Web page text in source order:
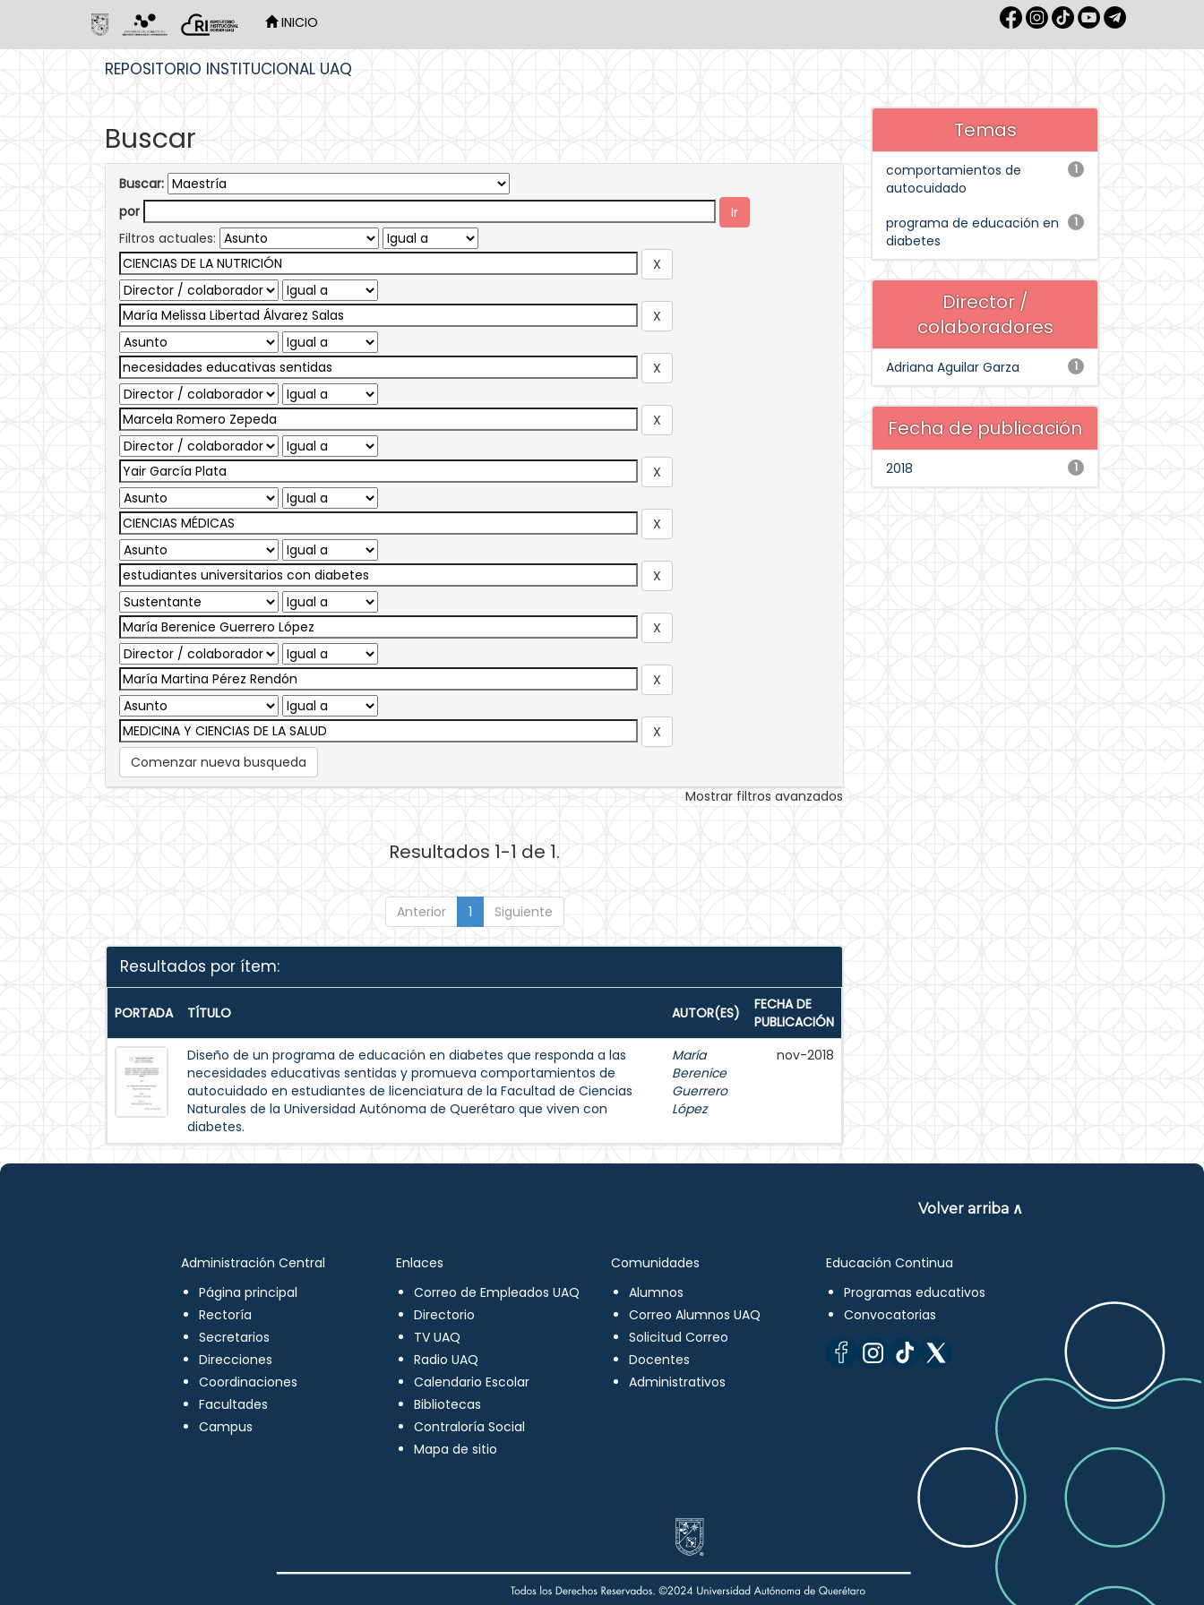
INICIO
REPOSITORIO INSTITUCIONAL UAQ
Buscar
Buscar:
por
Filtros actuales:
Comenzar nueva busqueda
Mostrar filtros avanzados
Resultados 1-1 de 1.
Anterior 1 Siguiente
Resultados por ítem:
PORTADA TÍTULO AUTOR(ES)
FECHA DE
PUBLICACIÓN
Diseño de un programa de educación en diabetes que responda a las
necesidades educativas sentidas y promueva comportamientos de
autocuidado en estudiantes de licenciatura de la Facultad de Ciencias
Naturales de la Universidad Autónoma de Querétaro que viven con
diabetes.
María
Berenice
Guerrero
López
nov-2018
Temas
1
comportamientos de
autocuidado
1
programa de educación en
diabetes
Director /
colaboradores
1
Adriana Aguilar Garza
Fecha de publicación
1
2018
Volver arriba ∧
Administración Central
Página principal
Rectoría
Secretarios
Direcciones
Coordinaciones
Facultades
Campus
Enlaces
Correo de Empleados UAQ
Directorio
TV UAQ
Radio UAQ
Calendario Escolar
Bibliotecas
Contraloría Social
Mapa de sitio
Comunidades
Alumnos
Correo Alumnos UAQ
Solicitud Correo
Docentes
Administrativos
Educación Continua
Programas educativos
Convocatorias